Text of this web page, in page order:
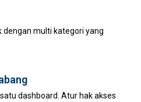
multi kategori yang
dashboard. Atur hak akses